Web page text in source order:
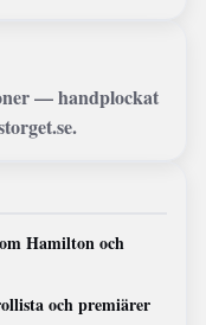
— handplockat
Hamilton och
och premiärer